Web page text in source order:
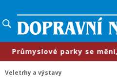
parky se mění,
Veletrhy a výstavy